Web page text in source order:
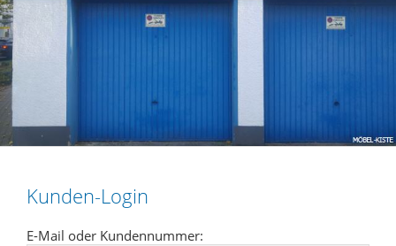
Kunden-Login
E-Mail oder Kundennummer: